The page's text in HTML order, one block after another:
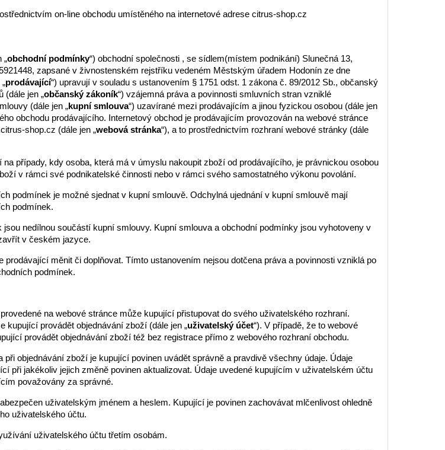
on-line obchodu umístěného na internetové adrese citrus-shop.cz
„obchodní podmínky“) obchodní společnosti , se sídlem(místem podnikání) Slunečná 13,
zapsané v živnostenském rejstříku vedeném Městským úřadem Hodonín ze dne
prodávající“) upravují v souladu s ustanovením § 1751 odst. 1 zákona č. 89/2012 Sb., občanský
(dále jen „občanský zákoník“) vzájemná práva a povinnosti smluvních stran vzniklé
(dále jen „kupní smlouva“) uzavírané mezi prodávajícím a jinou fyzickou osobou (dále jen
obchodu prodávajícího. Internetový obchod je prodávajícím provozován na webové stránce
shop.cz (dále jen „webová stránka“), a to prostřednictvím rozhraní webové stránky (dále
případy, kdy osoba, která má v úmyslu nakoupit zboží od prodávajícího, je právnickou osobou
v rámci své podnikatelské činnosti nebo v rámci svého samostatného výkonu povolání.
podmínek je možné sjednat v kupní smlouvě. Odchylná ujednání v kupní smlouvě mají
podmínek.
nedílnou součástí kupní smlouvy. Kupní smlouva a obchodní podmínky jsou vyhotoveny v
v českém jazyce.
prodávající měnit či doplňovat. Tímto ustanovením nejsou dotčena práva a povinnosti vzniklá po
podmínek.
na webové stránce může kupující přistupovat do svého uživatelského rozhraní.
kupující provádět objednávání zboží (dále jen „uživatelský účet“). V případě, že to webové
provádět objednávání zboží též bez registrace přímo z webového rozhraní obchodu.
při objednávání zboží je kupující povinen uvádět správně a pravdivě všechny údaje. Údaje
při jakékoliv jejich změně povinen aktualizovat. Údaje uvedené kupujícím v uživatelském účtu
považovány za správné.
uživatelským jménem a heslem. Kupující je povinen zachovávat mlčenlivost ohledně
uživatelského účtu.
uživatelského účtu třetím osobám.